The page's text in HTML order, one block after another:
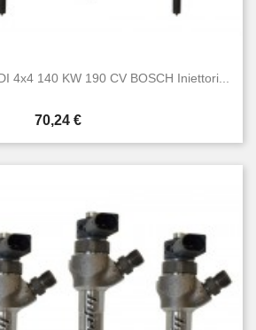
4x4 140 KW 190 CV BOSCH Iniettori...
Prezzo
70,24 €